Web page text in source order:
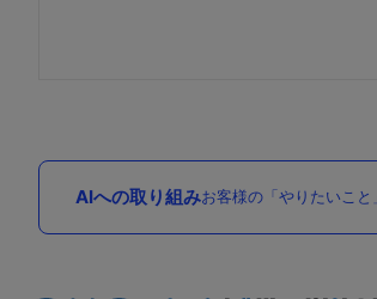
AIへの取り組みお客様の「やりたいこ